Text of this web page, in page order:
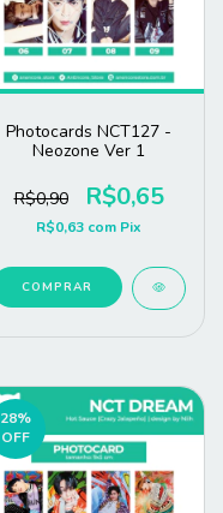
Photocards NCT127 -
Neozone Ver 1
R$0,90 R$0,65
R$0,63 com Pix
COMPRAR
28%
OFF